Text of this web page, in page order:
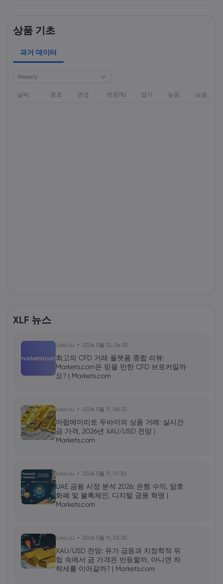
상품 기초
과거 데이터
Weekly
날짜 종료 변경 변동(%) 열기 높음 낮음
XLF 뉴스
Laia Liu 2026 5월 12, 06:30
최고의 CFD 거래 플랫폼 종합 리뷰:
Markets.com은 믿을 만한 CFD 브로커일까
요? | Markets.com
Laia Liu 2026 5월 11, 08:35
아랍에미리트 두바이의 상품 거래: 실시간
금 가격, 2026년 XAU/USD 전망 |
Markets.com
Laia Liu 2026 5월 11, 07:30
UAE 금융 시장 분석 2026: 은행 수익, 암호
화폐 및 블록체인, 디지털 금융 혁명 |
Markets.com
Laia Liu 2026 5월 11, 03:35
XAU/USD 전망: 유가 급등과 지정학적 위
험 속에서 금 가격은 반등할까, 아니면 하
락세를 이어갈까? | Markets.com